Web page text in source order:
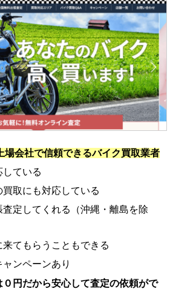
場会社で信頼できるバイク買取業者
ている
取にも対応している
定してくれる（沖縄・離島を除
てもらうこともできる
ンペーンあり
０円だから安心して査定の依頼がで